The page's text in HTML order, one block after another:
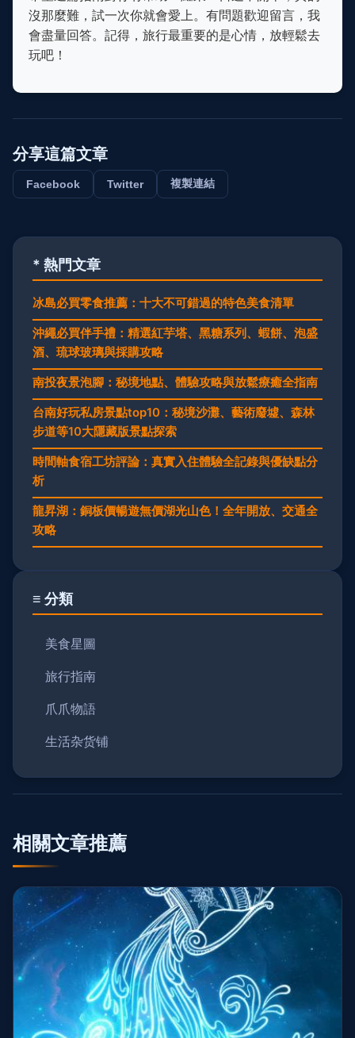
沒那麼難，試一次你就會愛上。有問題歡迎留言，我
會盡量回答。記得，旅行最重要的是心情，放輕鬆去
玩吧！
分享這篇文章
Facebook Twitter 複製連結
* 熱門文章
冰島必買零食推薦：十大不可錯過的特色美食清單
沖繩必買伴手禮：精選紅芋塔、黑糖系列、蝦餅、泡盛
酒、琉球玻璃與採購攻略
南投夜景泡腳：秘境地點、體驗攻略與放鬆療癒全指南
台南好玩私房景點top10：秘境沙灘、藝術廢墟、森林
步道等10大隱藏版景點探索
時間軸食宿工坊評論：真實入住體驗全記錄與優缺點分
析
龍昇湖：銅板價暢遊無價湖光山色！全年開放、交通全
攻略
≡ 分類
美食星圖
旅行指南
爪爪物語
生活杂货铺
相關文章推薦